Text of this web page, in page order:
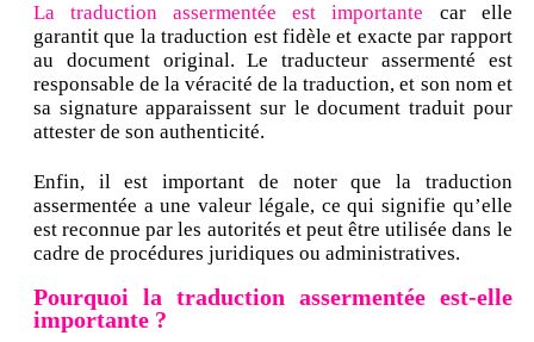
La traduction assermentée est importante car elle
garantit que la traduction est fidèle et exacte par rapport
au document original. Le traducteur assermenté est
responsable de la véracité de la traduction, et son nom et
sa signature apparaissent sur le document traduit pour
attester de son authenticité.
Enfin, il est important de noter que la traduction
assermentée a une valeur légale, ce qui signifie qu’elle
est reconnue par les autorités et peut être utilisée dans le
cadre de procédures juridiques ou administratives.
Pourquoi la traduction assermentée est-elle
importante ?